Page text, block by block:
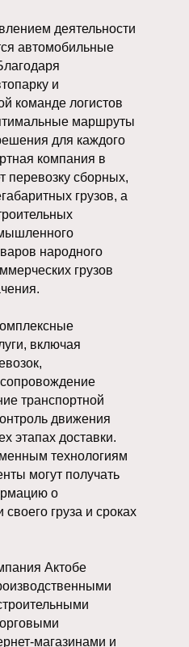
деятельности
автомобильные
и
команде логистов
маршруты
для каждого
компания в
перевозку сборных,
грузов, а
народного
грузов
включая
транспортной
движения
этапах доставки.
технологиям
могут получать
о
груза и сроках
Актобе
магазинами и